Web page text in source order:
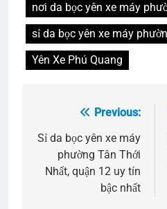
nơi da bọc yên xe máy
sỉ da bọc yên xe máy
Yên Xe Phú Quang
hướng
bài
Previous:
Sỉ da bọc yên xe máy
phường Tân Thới
Nhất, quận 12 uy tín
bậc nhất